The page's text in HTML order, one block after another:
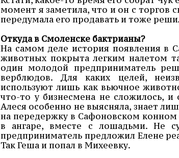
момент я заметила, что и он с торгов
передумала его продавать и тоже
Откуда в Смоленске бактрианы?
На самом деле история появления в
животных покрыта легким налетом
один молодой предприниматель
верблюдов. Для каких целей,
используют лишь как вьючное
что-то у бизнесмена не сложилось,
Алеся особенно не выясняла, знает
на передержку в Сафоновском
в ангаре, вместе с лошадьми. Не
предприниматель предложил Елене
Так Геша и попал в Михеевку.